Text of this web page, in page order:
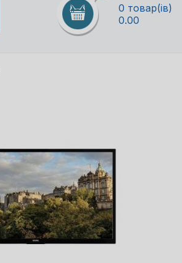
0 товар(ів)
0.00